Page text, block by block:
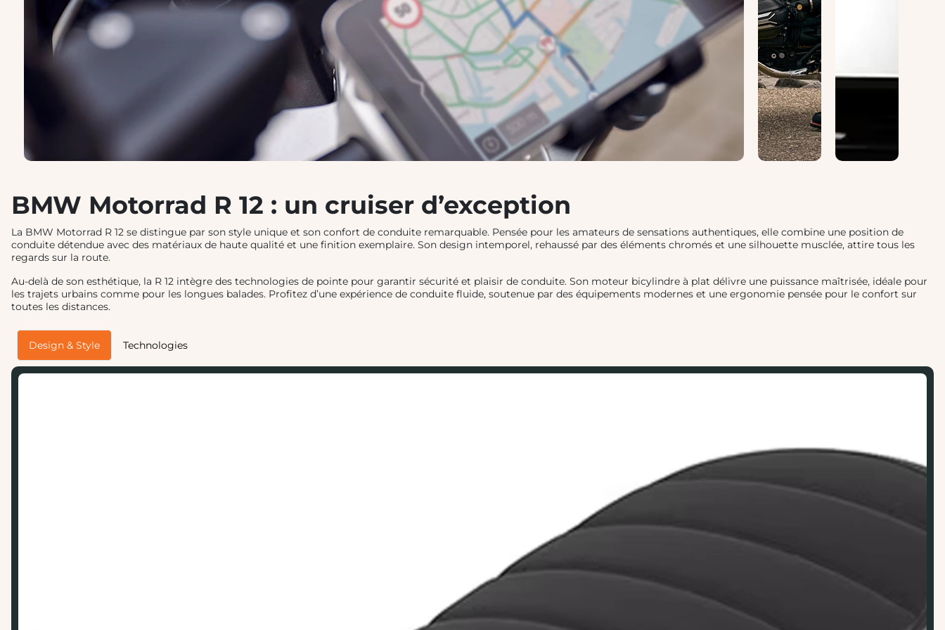
BMW Motorrad R 12 : un cruiser d’exception
La BMW Motorrad R 12 se distingue par son style unique et son confort de conduite remarquable. Pensée pour les amateurs de sensations authentiques, elle combine une position de
conduite détendue avec des matériaux de haute qualité et une finition exemplaire. Son design intemporel, rehaussé par des éléments chromés et une silhouette musclée, attire tous les
regards sur la route.
Au-delà de son esthétique, la R 12 intègre des technologies de pointe pour garantir sécurité et plaisir de conduite. Son moteur bicylindre à plat délivre une puissance maîtrisée, idéale pour
les trajets urbains comme pour les longues balades. Profitez d’une expérience de conduite fluide, soutenue par des équipements modernes et une ergonomie pensée pour le confort sur
toutes les distances.
Design & Style Technologies